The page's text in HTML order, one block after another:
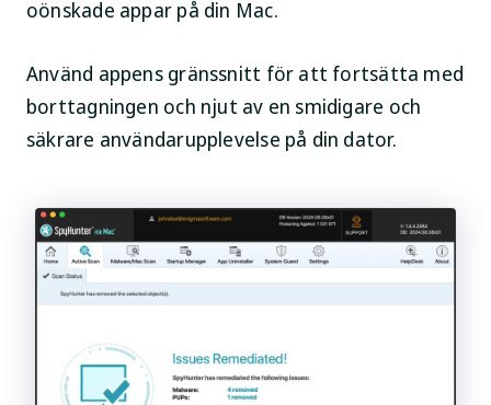
oönskade appar på din Mac.
Använd appens gränssnitt för att fortsätta med
borttagningen och njut av en smidigare och
säkrare användarupplevelse på din dator.